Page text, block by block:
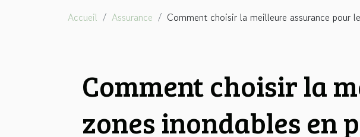
Accueil Assurance Comment choisir la meilleure assurance pour
Comment choisir la
zones inondables en